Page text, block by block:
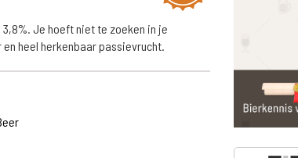
Je hoeft niet te zoeken in je
heel herkenbaar passievrucht.